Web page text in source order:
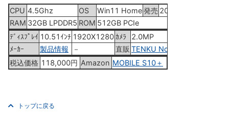
CPU 4.5Ghz OS Win11 Home発売 2025年12月中旬
RAM 32GB LPDDR5 ROM 512GB PCIe
ﾃﾞｨｽﾌﾟﾚｲ 10.51ｲﾝﾁ 1920X1280 ｶﾒﾗ
2.0MP
ﾒｰｶｰ
製品情報 － 直販 TENKU Note Pro
税込価格 118,000円 Amazon MOBILE S10＋
トップに戻る